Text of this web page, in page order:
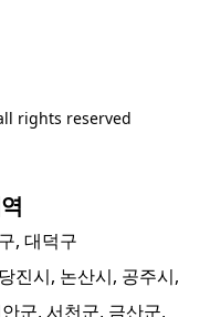
rights reserved
, 대덕구
진시, 논산시, 공주시,
군, 서천군, 금산군,